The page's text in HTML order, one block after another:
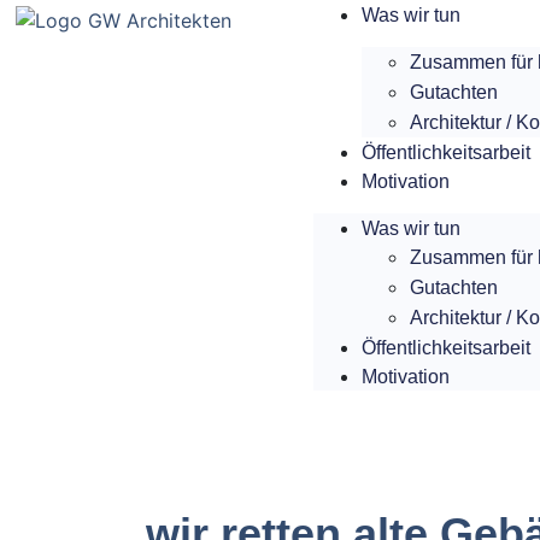
Gut in der
Der richtige,
Was wir tun
Zusammen für
Gutachten
Architektur /
Öffentlichkeitsarbeit
Motivation
Was wir tun
Zusammen für
Gutachten
Architektur /
Öffentlichkeitsarbeit
Motivation